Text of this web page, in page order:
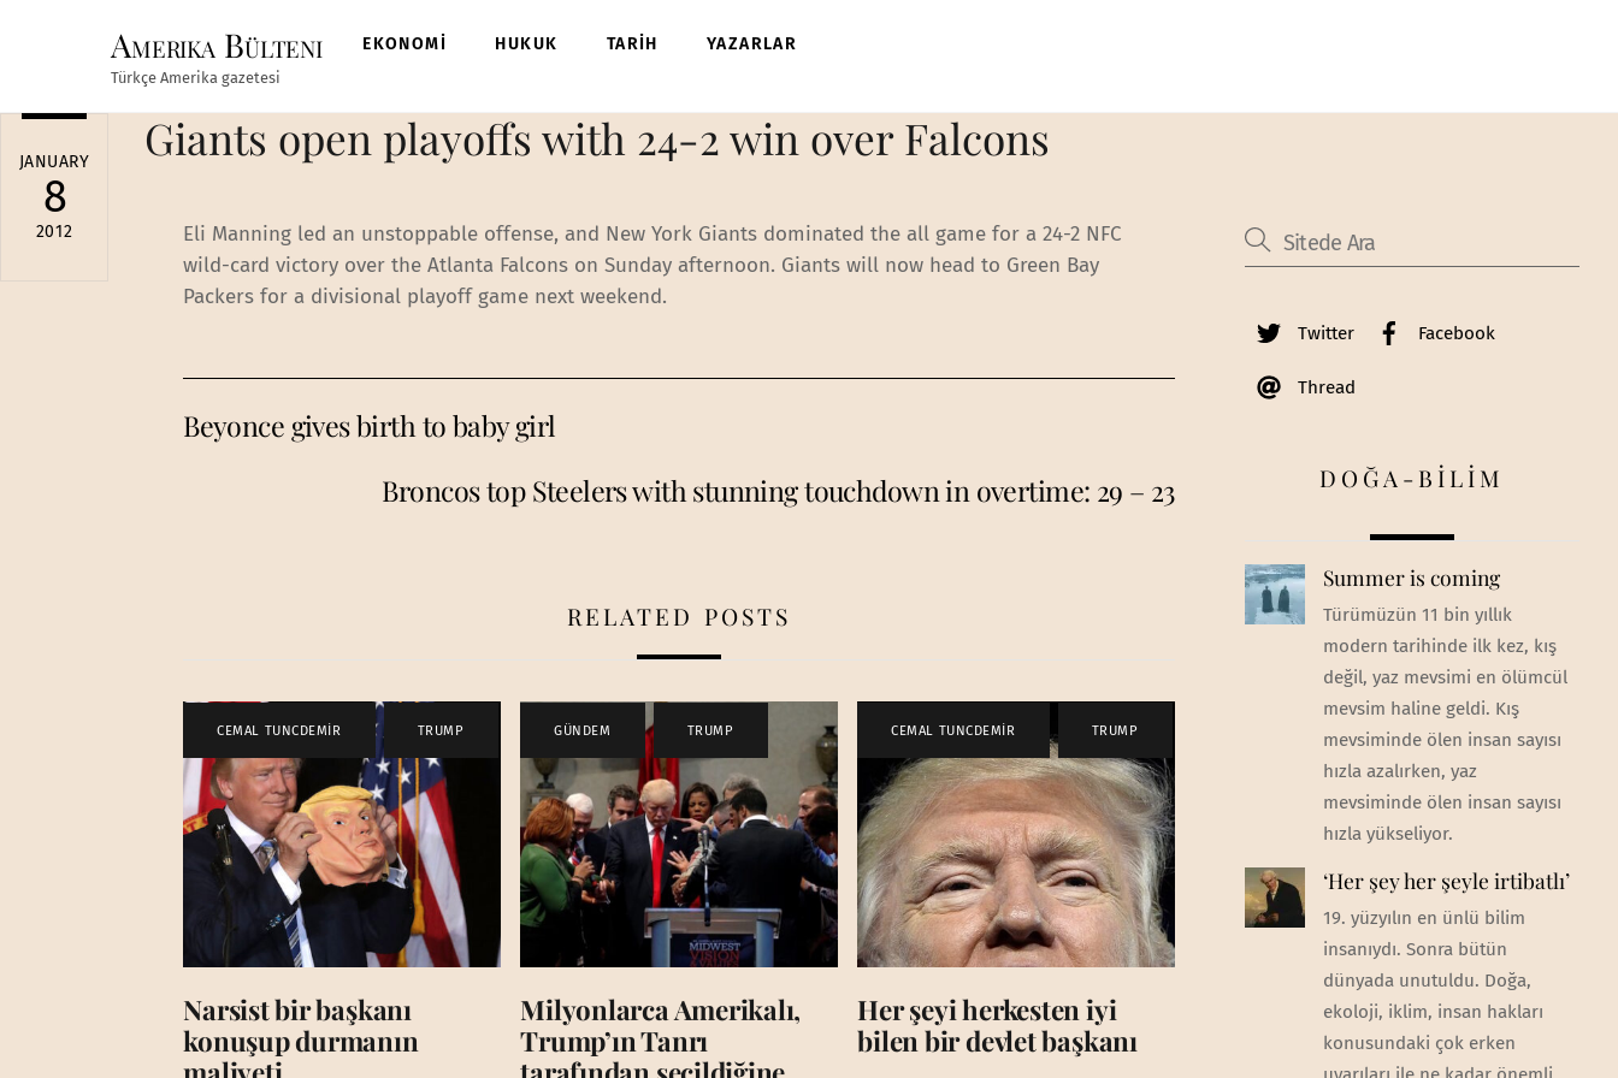
Amerika Bülteni
Türkçe Amerika gazetesi
EKONOMİ HUKUK TARİH YAZARLAR
JANUARY
8
2012
Giants open playoffs with 24-2 win over Falcons
Eli Manning led an unstoppable offense, and New York Giants dominated the all game for a 24-2 NFC
wild-card victory over the Atlanta Falcons on Sunday afternoon. Giants will now head to Green Bay
Packers for a divisional playoff game next weekend.
Beyonce gives birth to baby girl
Broncos top Steelers with stunning touchdown in overtime: 29 – 23
RELATED POSTS
CEMAL TUNCDEMİR , TRUMP
Narsist bir başkanı
konuşup durmanın
GÜNDEM , TRUMP
Milyonlarca Amerikalı,
Trump’ın Tanrı
CEMAL TUNCDEMİR TRUMP
Her şeyi herkesten iyi
bilen bir devlet başkanı
Twitter Facebook
Thread
DOĞA-BİLİM
Summer is coming
Türümüzün 11 bin yıllık
modern tarihinde ilk kez, kış
değil, yaz mevsimi en ölümcül
mevsim haline geldi. Kış
mevsiminde ölen insan sayısı
hızla azalırken, yaz
mevsiminde ölen insan sayısı
hızla yükseliyor.
‘Her şey her şeyle irtibatlı’
19. yüzyılın en ünlü bilim
insanıydı. Sonra bütün
dünyada unutuldu. Doğa,
ekoloji, iklim, insan hakları
konusundaki çok erken